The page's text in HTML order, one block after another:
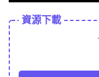
資源下載